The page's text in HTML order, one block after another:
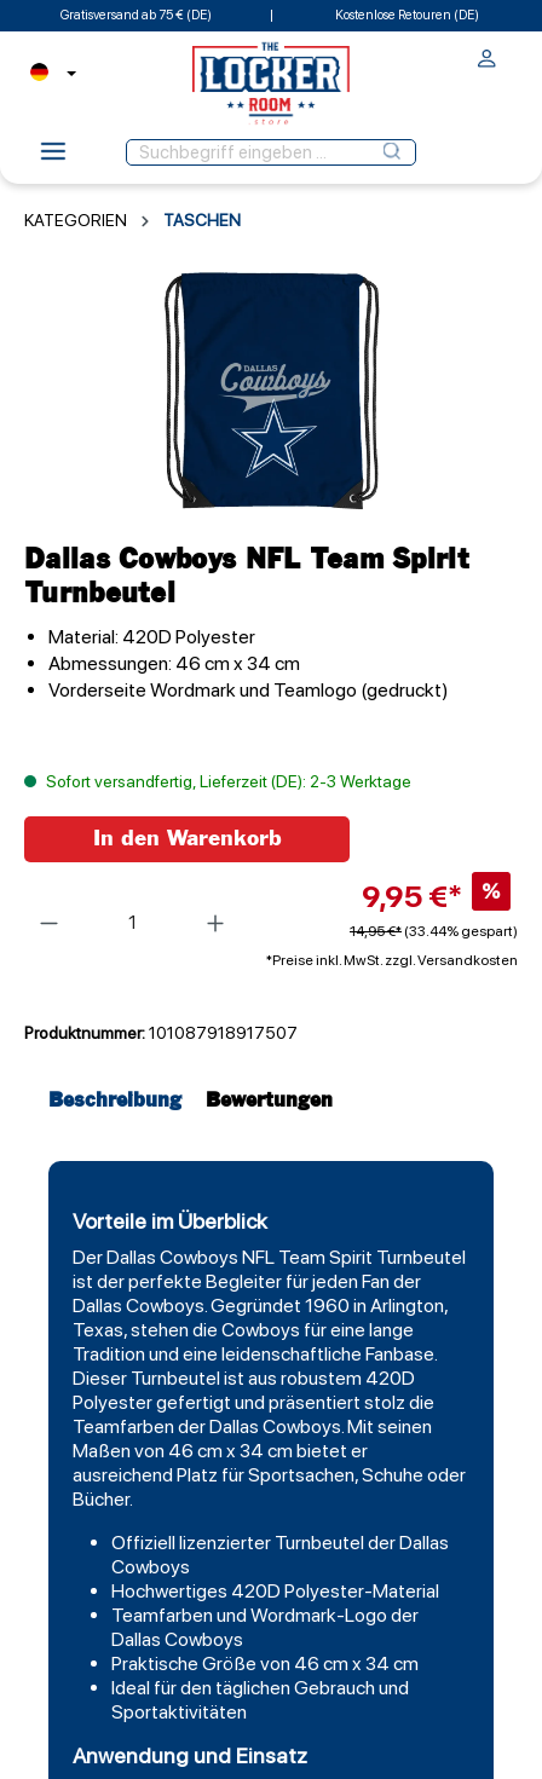
Gratisversand ab 75 € (DE) Kostenlose Retouren (DE)
KATEGORIEN TASCHEN
Dallas Cowboys NFL Team Spirit
Turnbeutel
Material: 420D Polyester
Abmessungen: 46 cm x 34 cm
Vorderseite Wordmark und Teamlogo (gedruckt)
Sofort versandfertig, Lieferzeit (DE): 2-3 Werktage
9,95 €* %
14,95 €* (33.44% gespart)
*Preise inkl. MwSt. zzgl. Versandkosten
In den Warenkorb
Produktnummer:101087918917507
Beschreibung Bewertungen
Vorteile im Überblick
DerDallas Cowboys NFL Team Spirit Turnbeutel
ist der perfekte Begleiter für jeden Fan der
Dallas Cowboys. Gegründet 1960 in Arlington,
Texas, stehen die Cowboys für eine lange
Tradition und eine leidenschaftliche Fanbase.
Dieser Turnbeutel ist aus robustem 420D
Polyester gefertigt und präsentiert stolz die
Teamfarben der Dallas Cowboys. Mit seinen
Maßen von 46 cm x 34 cm bietet er
ausreichend Platz für Sportsachen, Schuhe oder
Bücher.
Offiziell lizenzierter Turnbeutel der Dallas
Cowboys
Hochwertiges 420D Polyester-Material
Teamfarben und Wordmark-Logo der
Dallas Cowboys
Praktische Größe von 46 cm x 34 cm
Ideal für den täglichen Gebrauch und
Sportaktivitäten
Anwendung und Einsatz